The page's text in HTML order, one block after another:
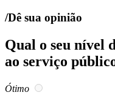
/Dê sua opinião
Qual o seu nível
ao serviço
Ótimo